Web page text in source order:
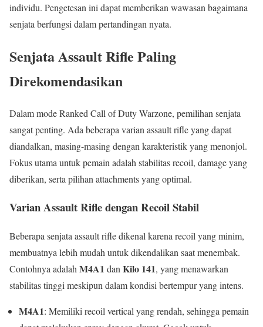
individu. Pengetesan ini dapat memberikan wawasan bagaimana
senjata berfungsi dalam pertandingan nyata.
Senjata Assault Rifle Paling
Direkomendasikan
Dalam mode Ranked Call of Duty Warzone, pemilihan senjata
sangat penting. Ada beberapa varian assault rifle yang dapat
diandalkan, masing-masing dengan karakteristik yang menonjol.
Fokus utama untuk pemain adalah stabilitas recoil, damage yang
diberikan, serta pilihan attachments yang optimal.
Varian Assault Rifle dengan Recoil Stabil
Beberapa senjata assault rifle dikenal karena recoil yang minim,
membuatnya lebih mudah untuk dikendalikan saat menembak.
Contohnya adalah M4A1 dan Kilo 141, yang menawarkan
stabilitas tinggi meskipun dalam kondisi bertempur yang intens.
M4A1: Memiliki recoil vertical yang rendah, sehingga pemain